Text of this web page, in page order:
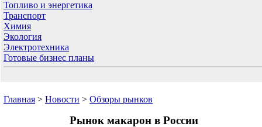
Топливо и энергетика
Транспорт
Химия
Экология
Электротехника
Готовые бизнес планы
Главная > Новости > Обзоры рынков
Рынок макарон в России